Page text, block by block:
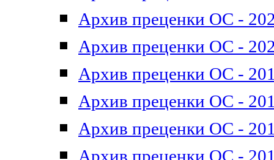
Архив преценки ОС -
Архив преценки ОС -
Архив преценки ОС -
Архив преценки ОС -
Архив преценки ОС -
Архив преценки ОС -